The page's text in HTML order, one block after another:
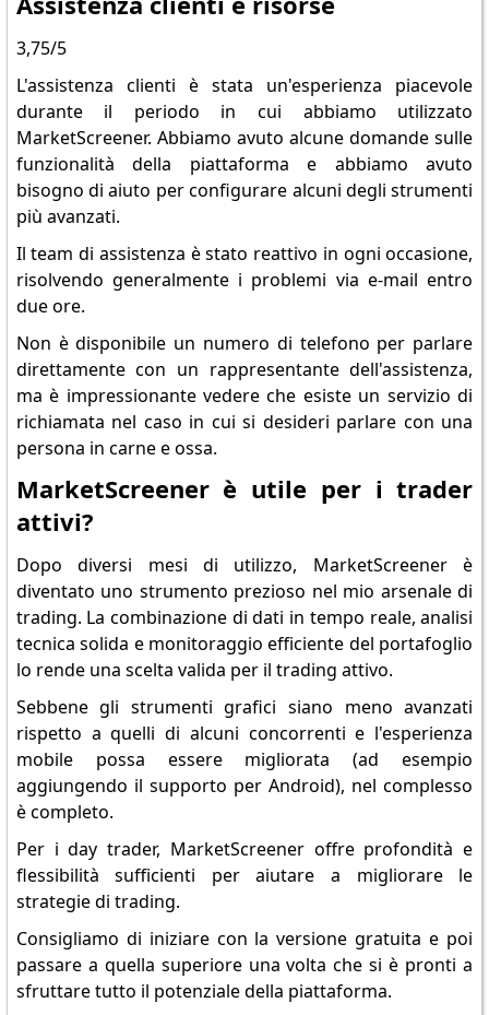
3,75/5
L'assistenza clienti è stata un'esperienza piacevole
durante il periodo in cui abbiamo utilizzato
MarketScreener. Abbiamo avuto alcune domande sulle
funzionalità della piattaforma e abbiamo avuto
bisogno di aiuto per configurare alcuni degli strumenti
più avanzati.
Il team di assistenza è stato reattivo in ogni occasione,
risolvendo generalmente i problemi via e-mail entro
due ore.
Non è disponibile un numero di telefono per parlare
direttamente con un rappresentante dell'assistenza,
ma è impressionante vedere che esiste un servizio di
richiamata nel caso in cui si desideri parlare con una
persona in carne e ossa.
MarketScreener è utile per i trader
attivi?
Dopo diversi mesi di utilizzo, MarketScreener è
diventato uno strumento prezioso nel mio arsenale di
trading. La combinazione di dati in tempo reale, analisi
tecnica solida e monitoraggio efficiente del portafoglio
lo rende una scelta valida per il trading attivo.
Sebbene gli strumenti grafici siano meno avanzati
rispetto a quelli di alcuni concorrenti e l'esperienza
mobile possa essere migliorata (ad esempio
aggiungendo il supporto per Android), nel complesso
è completo.
Per i day trader, MarketScreener offre profondità e
flessibilità sufficienti per aiutare a migliorare le
strategie di trading.
Consigliamo di iniziare con la versione gratuita e poi
passare a quella superiore una volta che si è pronti a
sfruttare tutto il potenziale della piattaforma.